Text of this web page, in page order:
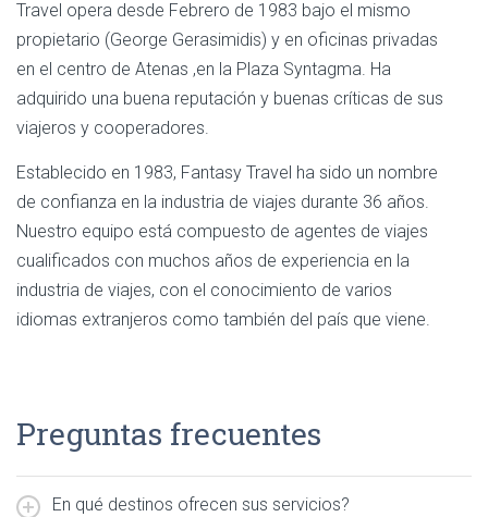
Travel opera desde Febrero de 1983 bajo el mismo
propietario (George Gerasimidis) y en oficinas privadas
en el centro de Atenas ,en la Plaza Syntagma. Ha
adquirido una buena reputación y buenas críticas de sus
viajeros y cooperadores.
Establecido en 1983, Fantasy Travel ha sido un nombre
de confianza en la industria de viajes durante 36 años.
Nuestro equipo está compuesto de agentes de viajes
cualificados con muchos años de experiencia en la
industria de viajes, con el conocimiento de varios
idiomas extranjeros como también del país que viene.
Preguntas frecuentes
En qué destinos ofrecen sus servicios?